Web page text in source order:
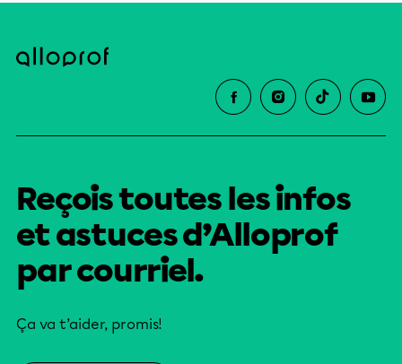
Reçois toutes les infos
et astuces d’Alloprof
par courriel.
Ça va t’aider, promis!